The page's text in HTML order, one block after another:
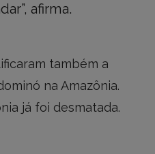
afirma.
também a
na Amazônia.
já foi desmatada.